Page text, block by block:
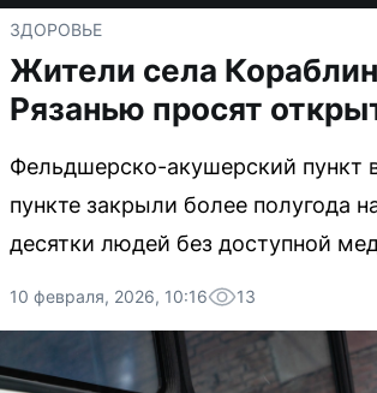
ЗДОРОВЬЕ
Жители села
Рязанью просят
Фельдшерско-акушерский пункт
пункте закрыли более полугода
десятки людей без доступной
10 февраля, 2026, 10:16 13